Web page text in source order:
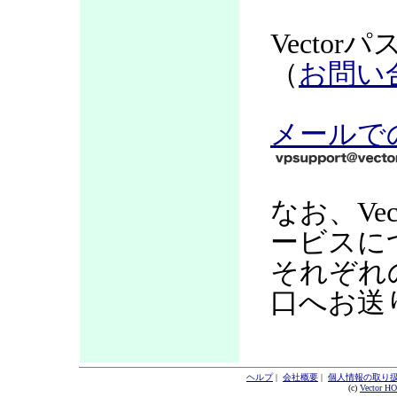
Vectorパ
（ お問い
メール
なお、
ービスに
それぞれ
口へお送
ヘルプ| 会社概要 | 個人情報の取り
(c) Vector